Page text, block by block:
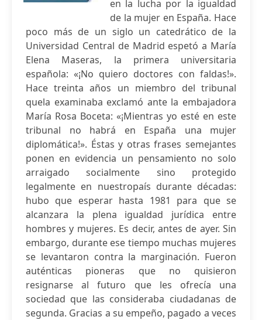
en la lucha por la igualdad
de la mujer en España. Hace
poco más de un siglo un catedrático de la
Universidad Central de Madrid espetó a María
Elena Maseras, la primera universitaria
española: «¡No quiero doctores con faldas!».
Hace treinta años un miembro del tribunal
quela examinaba exclamó ante la embajadora
María Rosa Boceta: «¡Mientras yo esté en este
tribunal no habrá en España una mujer
diplomática!». Éstas y otras frases semejantes
ponen en evidencia un pensamiento no solo
arraigado socialmente sino protegido
legalmente en nuestropaís durante décadas:
hubo que esperar hasta 1981 para que se
alcanzara la plena igualdad jurídica entre
hombres y mujeres. Es decir, antes de ayer. Sin
embargo, durante ese tiempo muchas mujeres
se levantaron contra la marginación. Fueron
auténticas pioneras que no quisieron
resignarse al futuro que les ofrecía una
sociedad que las consideraba ciudadanas de
segunda. Gracias a su empeño, pagado a veces